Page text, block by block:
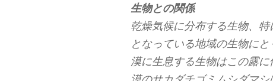
生物との関係
乾燥気候に分布する生物、
となっている地域の生物に
漠に生息する生物はこの露